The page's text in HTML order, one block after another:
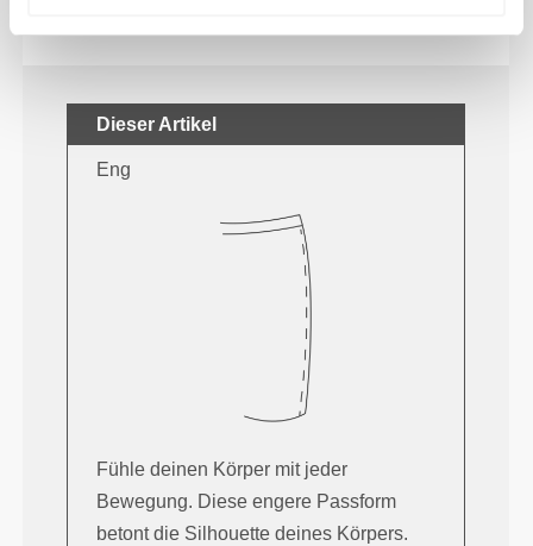
Dieser Artikel
Eng
Fühle deinen Körper mit jeder
Bewegung. Diese engere Passform
betont die Silhouette deines Körpers.